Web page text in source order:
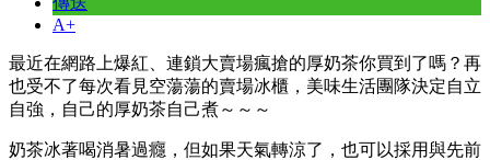
A+
最近在網路上爆紅、連鎖大賣場瘋搶的厚奶茶你買到了嗎？再
也受不了每次看見空蕩蕩的賣場冰櫃，美味生活團隊決定自立
自強，自己的厚奶茶自己煮～～～
奶茶冰著喝消暑過癮，但如果天氣轉涼了，也可以採用與先前